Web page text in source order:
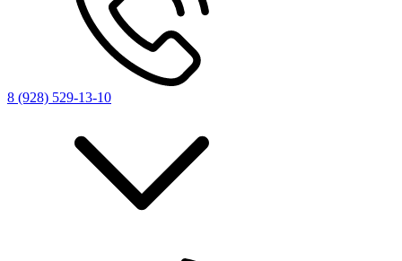
8 (928) 529-13-10